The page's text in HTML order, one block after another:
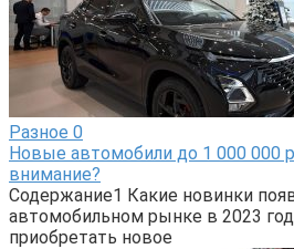
Разное 0
Новые автомобили до 1 000 000
внимание?
Содержание1 Какие новинки
автомобильном рынке в 2023
приобретать новое